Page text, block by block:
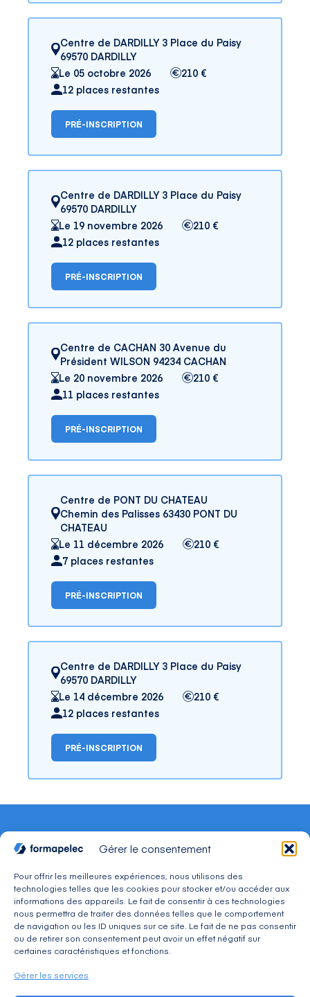
Gérer le consentement
Pour offrir les meilleures expériences, nous utilisons des
technologies telles que les cookies pour stocker et/ou accéder aux
informations des appareils. Le fait de consentir à ces technologies
nous permettra de traiter des données telles que le comportement
de navigation ou les ID uniques sur ce site. Le fait de ne pas consentir
ou de retirer son consentement peut avoir un effet négatif sur
certaines caractéristiques et fonctions.
Gérer les services
Centre de DARDILLY 3 Place du Paisy
69570 DARDILLY
Le 05 octobre 2026
210 €
12 places restantes
PRÉ-INSCRIPTION
Centre de DARDILLY 3 Place du Paisy
69570 DARDILLY
Le 19 novembre 2026
210 €
12 places restantes
PRÉ-INSCRIPTION
Centre de CACHAN 30 Avenue du
Président WILSON 94234 CACHAN
Le 20 novembre 2026
210 €
11 places restantes
PRÉ-INSCRIPTION
Centre de PONT DU CHATEAU
Chemin des Palisses 63430 PONT DU
CHATEAU
Le 11 décembre 2026
210 €
7 places restantes
PRÉ-INSCRIPTION
Centre de DARDILLY 3 Place du Paisy
69570 DARDILLY
Le 14 décembre 2026
210 €
12 places restantes
PRÉ-INSCRIPTION
CONTACT
Adresse : 30, avenue du Président Wilson 94234
CACHAN Cedex
Téléphone : 01 49 08 03 03
Mail : commercial@formapelec.fr
ESPACE TÉLÉCHARGEMENT